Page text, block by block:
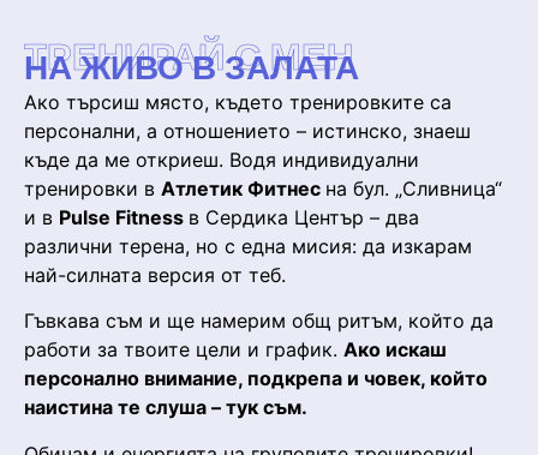
ТРЕНИРАЙ С МЕН
НА ЖИВО В ЗАЛАТА
Ако търсиш място, където тренировките са
персонални, а отношението – истинско, знаеш
къде да ме откриеш. Водя индивидуални
тренировки в Атлетик Фитнес на бул. „Сливница“
и в Pulse Fitness в Сердика Център – два
различни терена, но с една мисия: да изкарам
най-силната версия от теб.
Гъвкава съм и ще намерим общ ритъм, който да
работи за твоите цели и график. Ако искаш
персонално внимание, подкрепа и човек, който
наистина те слуша – тук съм.